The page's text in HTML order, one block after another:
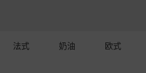
法式 奶油 欧式